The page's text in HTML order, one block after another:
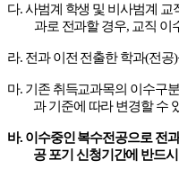
다.사범계 학생 및 비사범계 교
과로 전과할 경우, 교직 이
라. 전과 이전 전출한 학과(전공)
마. 기존 취득교과목의 이수구분
과 기준에 따라 변경할 수
바. 이수중인 복수전공으로 전
공 포기 신청기간에 반드